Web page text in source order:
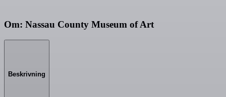
Om: Nassau County Museum of Art
Beskrivning